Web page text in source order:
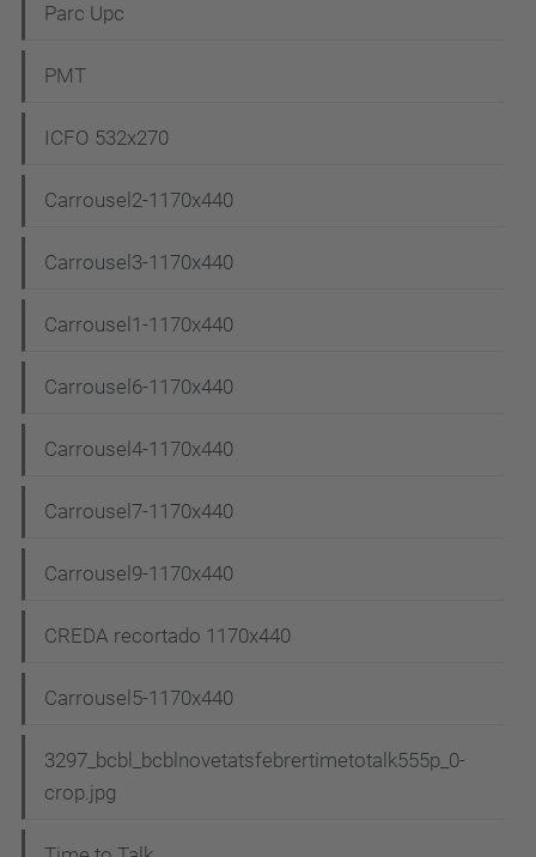
Parc Upc
PMT
ICFO 532x270
Carrousel2-1170x440
Carrousel3-1170x440
Carrousel1-1170x440
Carrousel6-1170x440
Carrousel4-1170x440
Carrousel7-1170x440
Carrousel9-1170x440
CREDA recortado 1170x440
Carrousel5-1170x440
3297_bcbl_bcblnovetatsfebrertimetotalk555p_0-
crop.jpg